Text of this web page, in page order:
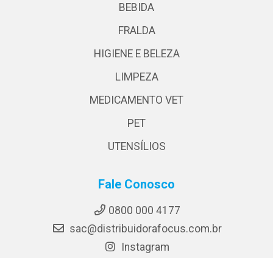
BEBIDA
FRALDA
HIGIENE E BELEZA
LIMPEZA
MEDICAMENTO VET
PET
UTENSÍLIOS
Fale Conosco
0800 000 4177
sac@distribuidorafocus.com.br
Instagram